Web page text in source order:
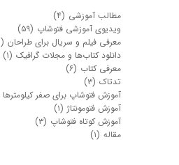
مطالب آموزشی (۴)
ویدیوی آموزشی فتوشاپ (۵۹)
معرفی فیلم و سریال برای طراحان (۱۱)
دانلود کتاب‌ها و مجلات گرافیک (۱)
معرفی کتاب (۶)
تدتاک (۳)
آموزش فتوشاپ برای صفر کیلومترها
آموزش فتومونتاژ (۱)
آموزش کوتاه فتوشاپ (۳)
مقاله (۱)